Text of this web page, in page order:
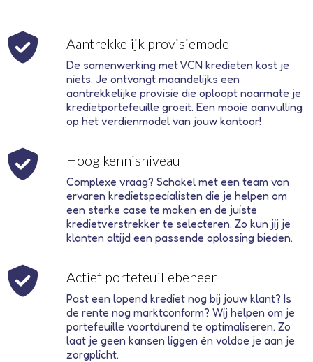
Aantrekkelijk provisiemodel
De samenwerking met VCN kredieten kost je
niets. Je ontvangt maandelijks een
aantrekkelijke provisie die oploopt naarmate je
kredietportefeuille groeit. Een mooie aanvulling
op het verdienmodel van jouw kantoor!
Hoog kennisniveau
Complexe vraag? Schakel met een team van
ervaren kredietspecialisten die je helpen om
een sterke case te maken en de juiste
kredietverstrekker te selecteren. Zo kun jij je
klanten altijd een passende oplossing bieden.
Actief portefeuillebeheer
Past een lopend krediet nog bij jouw klant? Is
de rente nog marktconform? Wij helpen om je
portefeuille voortdurend te optimaliseren. Zo
laat je geen kansen liggen én voldoe je aan je
zorgplicht.